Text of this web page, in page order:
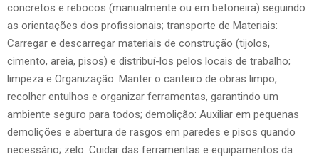
concretos e rebocos (manualmente ou em betoneira) seguindo
as orientações dos profissionais; transporte de Materiais:
Carregar e descarregar materiais de construção (tijolos,
cimento, areia, pisos) e distribuí-los pelos locais de trabalho;
limpeza e Organização: Manter o canteiro de obras limpo,
recolher entulhos e organizar ferramentas, garantindo um
ambiente seguro para todos; demolição: Auxiliar em pequenas
demolições e abertura de rasgos em paredes e pisos quando
necessário; zelo: Cuidar das ferramentas e equipamentos da